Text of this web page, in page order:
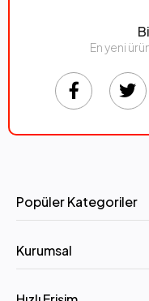
En yeni
Popüler Kategoriler
Kurumsal